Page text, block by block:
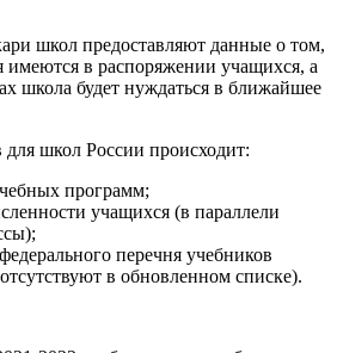
школ предоставляют данные о том,
имеются в распоряжении учащихся, а
школа будет нуждаться в ближайшее
для школ России происходит:
программ;
учащихся (в параллели
перечня учебников
в обновленном списке).